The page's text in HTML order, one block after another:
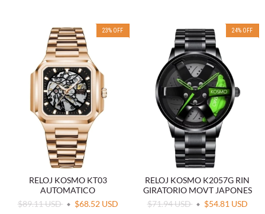
23% OFF
RELOJ KOSMO KT03
AUTOMATICO
$89.11 USD
$68.52 USD
24% OFF
RELOJ KOSMO K2057G RIN
GIRATORIO MOVT JAPONES
$71.94 USD
$54.81 USD